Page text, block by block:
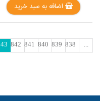
اضافه به سبد خرید
...
838
839
840
841
842